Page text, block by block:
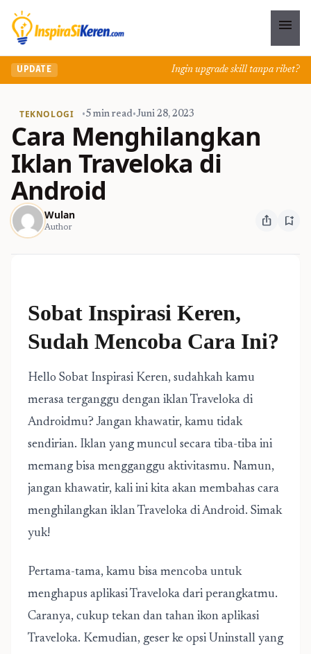
menu
UPDATE Ingin upgrade skill tanpa ribet?
TEKNOLOGI •5 min read•Juni 28, 2023
Cara Menghilangkan
Iklan Traveloka di
Android
Wulan
Author ios_share bookmark_add
Sobat Inspirasi Keren,
Sudah Mencoba Cara Ini?
Hello Sobat Inspirasi Keren, sudahkah kamu
merasa terganggu dengan iklan Traveloka di
Androidmu? Jangan khawatir, kamu tidak
sendirian. Iklan yang muncul secara tiba-tiba ini
memang bisa mengganggu aktivitasmu. Namun,
jangan khawatir, kali ini kita akan membahas cara
menghilangkan iklan Traveloka di Android. Simak
yuk!
Pertama-tama, kamu bisa mencoba untuk
menghapus aplikasi Traveloka dari perangkatmu.
Caranya, cukup tekan dan tahan ikon aplikasi
Traveloka. Kemudian, geser ke opsi Uninstall yang